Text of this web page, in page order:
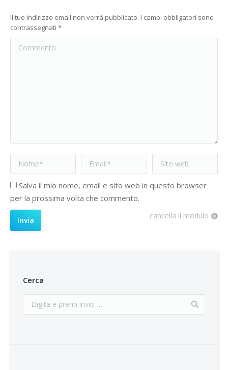
Il tuo indirizzo email non verrà pubblicato. I campi obbligatori sono
contrassegnati *
Commento
Nome * Email * Sito web
Salva il mio nome, email e sito web in questo browser
per la prossima volta che commento.
cancella il modulo
Invia
Cerca